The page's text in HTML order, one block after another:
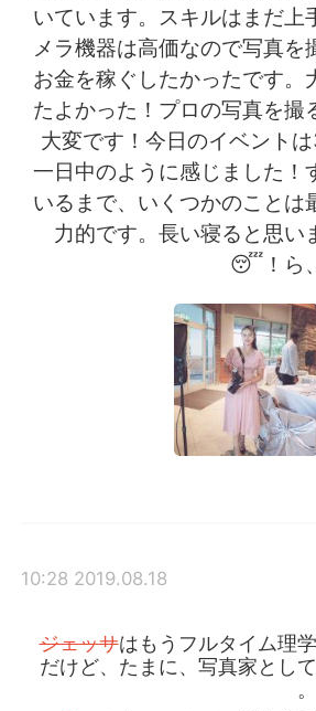
繁體中文 Español
Français Deutsch
日本語 한국어
Русский ไทย
Italiano
Tiếng Việt
いています。スキルはまだ上
メラ機器は高価なので写真を
お金を稼ぐしたかったです。
たよかった！プロの写真を撮
大変です！今日のイベント
一日中のように感じました！
いるまで、いくつかのことは
力的です。長い寝ると思い
ら
2019.08.18 10:28
ジェッサはもうフルタイム理
だけど、たまに、写真家とし